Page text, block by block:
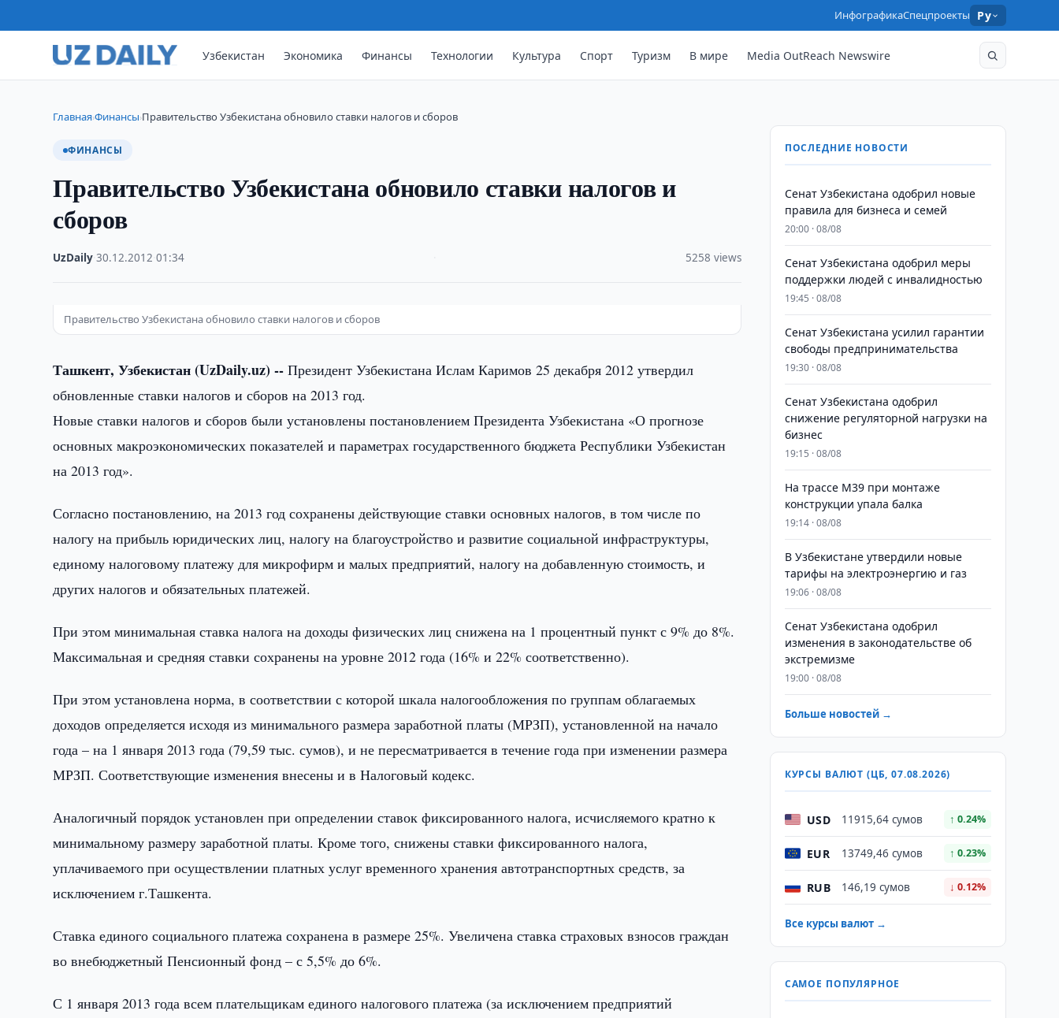
ИнфографикаСпецпроекты Ру
Узбекистан Экономика Финансы Технологии Культура Спорт Туризм В мире Media OutReach Newswire
Главная›Финансы›Правительство Узбекистана обновило ставки налогов и сборов
ФИНАНСЫ
Правительство Узбекистана обновило ставки налогов и
сборов
UzDaily ·30.12.2012 ·01:34 5258 views
Правительство Узбекистана обновило ставки налогов и сборов
Ташкент, Узбекистан (UzDaily.uz) -- Президент Узбекистана Ислам Каримов 25 декабря 2012 утвердил
обновленные ставки налогов и сборов на 2013 год.
Новые ставки налогов и сборов были установлены постановлением Президента Узбекистана «О прогнозе
основных макроэкономических показателей и параметрах государственного бюджета Республики Узбекистан
на 2013 год».
Согласно постановлению, на 2013 год сохранены действующие ставки основных налогов, в том числе по
налогу на прибыль юридических лиц, налогу на благоустройство и развитие социальной инфраструктуры,
единому налоговому платежу для микрофирм и малых предприятий, налогу на добавленную стоимость, и
других налогов и обязательных платежей.
При этом минимальная ставка налога на доходы физических лиц снижена на 1 процентный пункт с 9% до 8%.
Максимальная и средняя ставки сохранены на уровне 2012 года (16% и 22% соответственно).
При этом установлена норма, в соответствии с которой шкала налогообложения по группам облагаемых
доходов определяется исходя из минимального размера заработной платы (МРЗП), установленной на начало
года – на 1 января 2013 года (79,59 тыс. сумов), и не пересматривается в течение года при изменении размера
МРЗП. Соответствующие изменения внесены и в Налоговый кодекс.
Аналогичный порядок установлен при определении ставок фиксированного налога, исчисляемого кратно к
минимальному размеру заработной платы. Кроме того, снижены ставки фиксированного налога,
уплачиваемого при осуществлении платных услуг временного хранения автотранспортных средств, за
исключением г.Ташкента.
Ставка единого социального платежа сохранена в размере 25%. Увеличена ставка страховых взносов граждан
во внебюджетный Пенсионный фонд – с 5,5% до 6%.
С 1 января 2013 года всем плательщикам единого налогового платежа (за исключением предприятий
ПОСЛЕДНИЕ НОВОСТИ
Сенат Узбекистана одобрил новые
правила для бизнеса и семей
20:00 · 08/08
Сенат Узбекистана одобрил меры
поддержки людей с инвалидностью
19:45 · 08/08
Сенат Узбекистана усилил гарантии
свободы предпринимательства
19:30 · 08/08
Сенат Узбекистана одобрил
снижение регуляторной нагрузки на
бизнес
19:15 · 08/08
На трассе M39 при монтаже
конструкции упала балка
19:14 · 08/08
В Узбекистане утвердили новые
тарифы на электроэнергию и газ
19:06 · 08/08
Сенат Узбекистана одобрил
изменения в законодательстве об
экстремизме
19:00 · 08/08
Больше новостей →
КУРСЫ ВАЛЮТ (ЦБ, 07.08.2026)
USD 11915,64 сумов ↑ 0.24%
EUR 13749,46 сумов ↑ 0.23%
RUB 146,19 сумов ↓ 0.12%
Все курсы валют →
САМОЕ ПОПУЛЯРНОЕ